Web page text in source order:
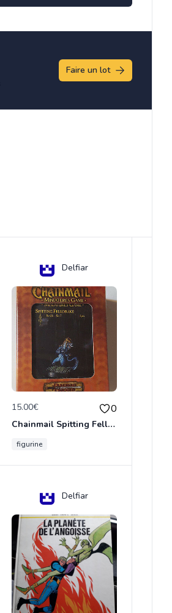
Faire un lot
Delfiar
15.00€ 0
Chainmail Spitting Felldrake
figurine
Delfiar